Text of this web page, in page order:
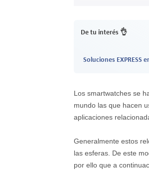
De tu interés 👌
Soluciones EXPRESS
Los smartwatches se
mundo las que hacen
aplicaciones
Generalmente estos
las esferas. De este
por ello que a